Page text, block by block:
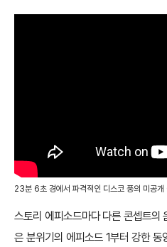
23분 6초 경에서 파격적인 디스코 풍의 미공
스토리 에피소드마다 다른 콘셉트의
은 분위기의 에피소드 1부터 강한